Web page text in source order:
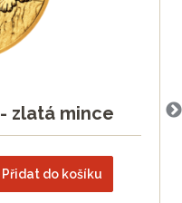
zlatá mince
Přidat do košíku